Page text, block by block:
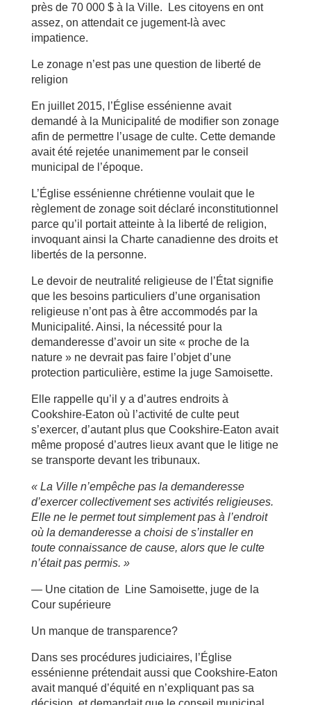
près de 70 000 $ à la Ville. Les citoyens en ont
assez, on attendait ce jugement-là avec
impatience.
Le zonage n’est pas une question de liberté de
religion
En juillet 2015, l’Église essénienne avait
demandé à la Municipalité de modifier son zonage
afin de permettre l’usage de culte. Cette demande
avait été rejetée unanimement par le conseil
municipal de l’époque.
L’Église essénienne chrétienne voulait que le
règlement de zonage soit déclaré inconstitutionnel
parce qu’il portait atteinte à la liberté de religion,
invoquant ainsi la Charte canadienne des droits et
libertés de la personne.
Le devoir de neutralité religieuse de l’État signifie
que les besoins particuliers d’une organisation
religieuse n’ont pas à être accommodés par la
Municipalité. Ainsi, la nécessité pour la
demanderesse d’avoir un site « proche de la
nature » ne devrait pas faire l’objet d’une
protection particulière, estime la juge Samoisette.
Elle rappelle qu’il y a d’autres endroits à
Cookshire-Eaton où l’activité de culte peut
s’exercer, d’autant plus que Cookshire-Eaton avait
même proposé d’autres lieux avant que le litige ne
se transporte devant les tribunaux.
« La Ville n’empêche pas la demanderesse
d’exercer collectivement ses activités religieuses.
Elle ne le permet tout simplement pas à l’endroit
où la demanderesse a choisi de s’installer en
toute connaissance de cause, alors que le culte
n’était pas permis. »
— Une citation de Line Samoisette, juge de la
Cour supérieure
Un manque de transparence?
Dans ses procédures judiciaires, l’Église
essénienne prétendait aussi que Cookshire-Eaton
avait manqué d’équité en n’expliquant pas sa